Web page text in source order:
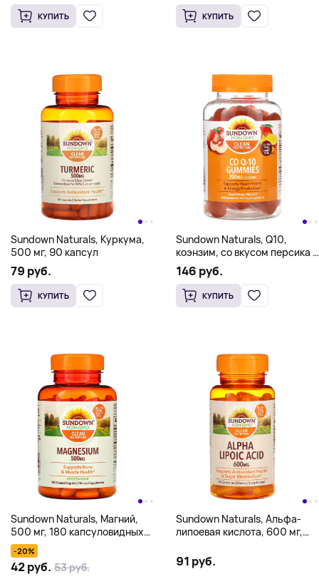
КУПИТЬ КУПИТЬ
Sundown Naturals, Куркума,
500 мг, 90 капсул
79 руб.
КУПИТЬ
Sundown Naturals, Q10,
коэнзим, со вкусом персика и
манго, 200 мг, 100
жевательных мармеладок
(100 мг в 1 жевательной
таблетке)
146 руб.
КУПИТЬ
Sundown Naturals, Магний,
500 мг, 180 капсуловидных
таблеток в оболочке
-20%
42 руб. 53 руб.
Sundown Naturals, Альфа-
липоевая кислота, 600 мг,
91 руб.